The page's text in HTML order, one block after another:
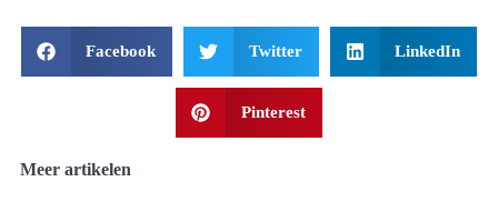
Facebook Twitter LinkedIn
Pinterest
Meer artikelen